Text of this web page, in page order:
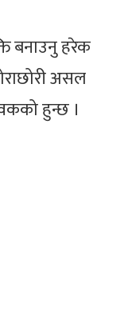
बनाउनु हरेक
असल
हुन्छ ।